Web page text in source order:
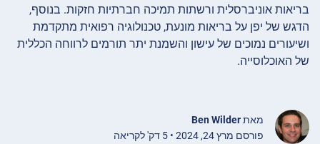
בריאות אוניברסלית ורשתות תמיכה חברתיות חזקות. בנוסף,
הדגש של יפן על בריאות מונעת, טכנולוגיה רפואית מתקדמת
ושיעורים נמוכים של עישון והשמנת יתר תורמים לרווחה הכללית
של האוכלוסייה.
מאתBen Wilder
פורסם מרץ 24, 2024 • 5 דק' לקריאה